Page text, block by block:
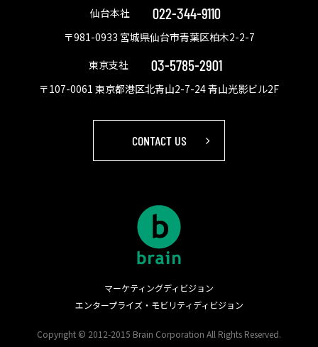
仙台本社 022-344-9110
〒981-0933 宮城県仙台市青葉区柏木2-2-7
東京支社
03-5785-2901
〒107-0061 東京都港区北青山2-7-24 青山光影ビル2F
CONTACT US
マーケティングディビジョン
エンタープライズ・モビリティディビジョン
Copyright © 2012-2015 Brain Corporation All Rights Reserved.